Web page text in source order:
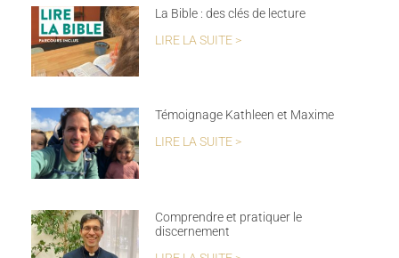
La Bible : des clés de lecture
LIRE LA SUITE >
Témoignage Kathleen et Maxime
LIRE LA SUITE >
Comprendre et pratiquer le
discernement